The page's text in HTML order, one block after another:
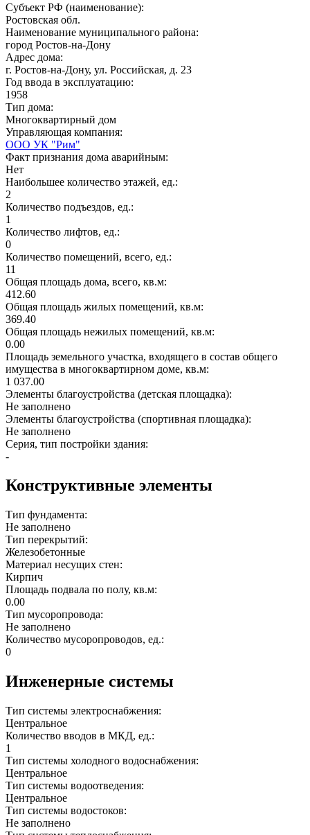
Субъект РФ (наименование):
Ростовская обл.
Наименование муниципального района:
город Ростов-на-Дону
Адрес дома:
г. Ростов-на-Дону, ул. Российская, д. 23
Год ввода в эксплуатацию:
1958
Тип дома:
Многоквартирный дом
Управляющая компания:
ООО УК "Рим"
Факт признания дома аварийным:
Нет
Наибольшее количество этажей, ед.:
2
Количество подъездов, ед.:
1
Количество лифтов, ед.:
0
Количество помещений, всего, ед.:
11
Общая площадь дома, всего, кв.м:
412.60
Общая площадь жилых помещений, кв.м:
369.40
Общая площадь нежилых помещений, кв.м:
0.00
Площадь земельного участка, входящего в состав общего
имущества в многоквартирном доме, кв.м:
1 037.00
Элементы благоустройства (детская площадка):
Не заполнено
Элементы благоустройства (спортивная площадка):
Не заполнено
Серия, тип постройки здания:
-
Конструктивные элементы
Тип фундамента:
Не заполнено
Тип перекрытий:
Железобетонные
Материал несущих стен:
Кирпич
Площадь подвала по полу, кв.м:
0.00
Тип мусоропровода:
Не заполнено
Количество мусоропроводов, ед.:
0
Инженерные системы
Тип системы электроснабжения:
Центральное
Количество вводов в МКД, ед.:
1
Тип системы холодного водоснабжения:
Центральное
Тип системы водоотведения:
Центральное
Тип системы водостоков:
Не заполнено